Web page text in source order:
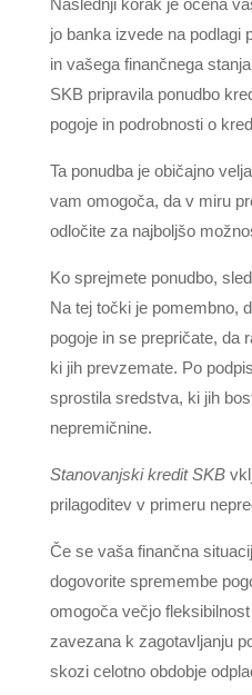
Naslednji korak je ocena
jo banka izvede na podlagi
in vašega finančnega
SKB pripravila ponudbo
pogoje in podrobnosti o
Ta ponudba je običajno
vam omogoča, da v miru
odločite za najboljšo
Ko sprejmete ponudbo,
Na tej točki je pomembno,
pogoje in se prepričate, da
ki jih prevzemate. Po
sprostila sredstva, ki jih
nepremičnine.
Stanovanjski kredit SKB
prilagoditev v primeru
Če se vaša finančna
dogovorite spremembe
omogoča večjo
zavezana k zagotavljanju
skozi celotno obdobje